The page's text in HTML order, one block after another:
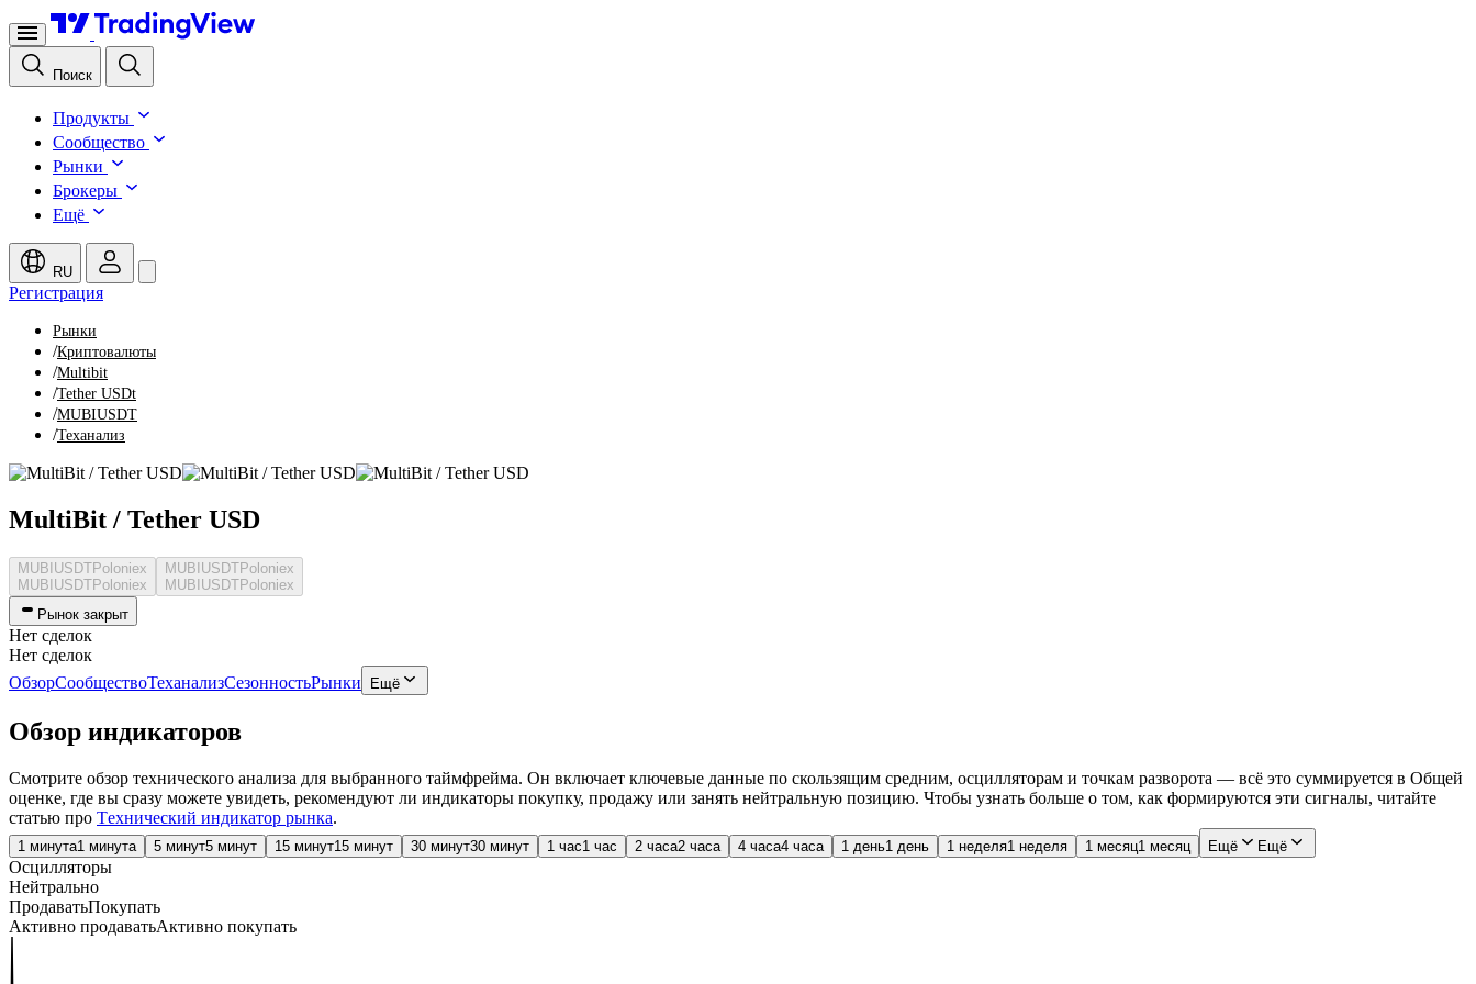
Поиск
Продукты
Сообщество
Рынки
Брокеры
Ещё
RU
Регистрация
Рынки
/Криптовалюты
/Multibit
/Tether USDt
/MUBIUSDT
/Теханализ
MultiBit / Tether USD
MUBIUSDTPoloniex
MUBIUSDTPoloniex
MUBIUSDTPoloniex
MUBIUSDTPoloniex
Рынок закрыт
Нет сделок
Нет сделок
ОбзорСообществоТеханализСезонностьРынки Ещё
Обзор индикаторов
Смотрите обзор технического анализа для выбранного таймфрейма. Он включает ключевые данные по скользящим средним, осцилляторам и точкам разворота — всё это суммируется в Общей
оценке, где вы сразу можете увидеть, рекомендуют ли индикаторы покупку, продажу или занять нейтральную позицию. Чтобы узнать больше о том, как формируются эти сигналы, читайте
статью про Tехнический индикатор рынка.
1 минута1 минута 5 минут5 минут 15 минут15 минут 30 минут30 минут 1 час1 час 2 часа2 часа 4 часа4 часа 1 день1 день 1 неделя1 неделя 1 месяц1 месяц Ещё Ещё
Осцилляторы
Нейтрально
ПродаватьПокупать
Активно продаватьАктивно покупать